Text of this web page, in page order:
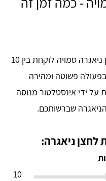
בדרך כלל עבודה של החלפת לחצן ניאגרה סמויה לוקחת בין 10
בפעולה פשוטה ומהירה
ידי אינסטלטור מנוסה
שברשותכם.
לחצן ניאגרה:
10